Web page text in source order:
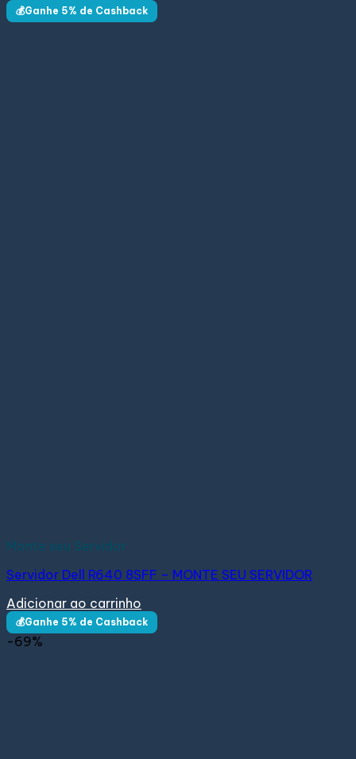
💰Ganhe 5% de Cashback
Monte seu Servidor
Servidor Dell R640 8SFF – MONTE SEU SERVIDOR
Adicionar ao carrinho
💰Ganhe 5% de Cashback
-69%